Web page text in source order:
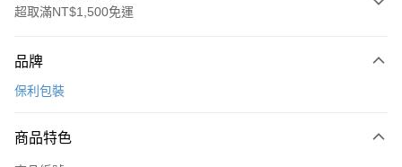
超取滿NT$1,500免運
信用卡一次付款
Apple Pay
品牌
保利包裝
商品特色